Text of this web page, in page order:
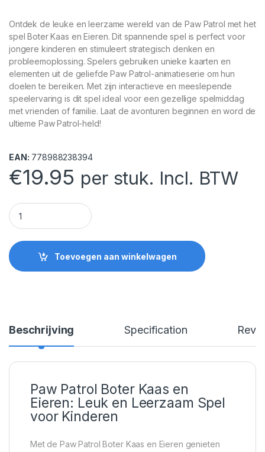
Ontdek de leuke en leerzame wereld van de Paw Patrol met het
spel Boter Kaas en Eieren. Dit spannende spel is perfect voor
jongere kinderen en stimuleert strategisch denken en
probleemoplossing. Spelers gebruiken unieke kaarten en
elementen uit de geliefde Paw Patrol-animatieserie om hun
doelen te bereiken. Met zijn interactieve en meeslepende
speelervaring is dit spel ideal voor een gezellige spelmiddag
met vrienden of familie. Laat de avonturen beginnen en word de
ultieme Paw Patrol-held!
EAN: 778988238394
€19.95 per stuk. Incl. BTW
Paw Patrol Boter Kaas en Eieren quantity
Toevoegen aan winkelwagen
Beschrijving Specification
Paw Patrol Boter Kaas en
Eieren: Leuk en Leerzaam Spel
voor Kinderen
Met de Paw Patrol Boter Kaas en Eieren genieten